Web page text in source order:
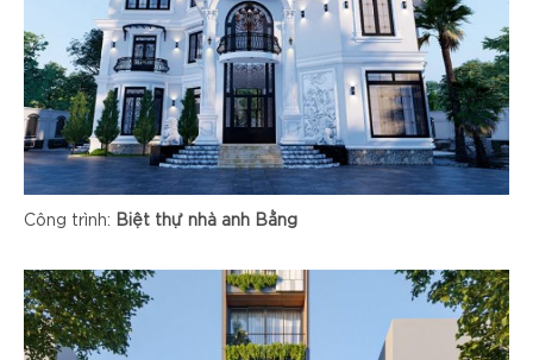
Công trình: Biệt thự nhà anh Bằng